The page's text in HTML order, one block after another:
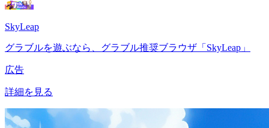
SkyLeap
グラブルを遊ぶなら、グラブル推奨ブラウザ「SkyLeap」
広告
詳細を見る